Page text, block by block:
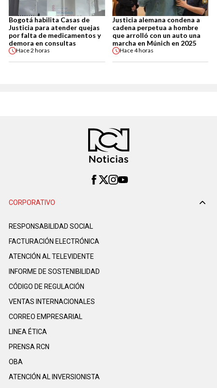
Bogotá habilita Casas de
Justicia para atender quejas
por falta de medicamentos y
demora en consultas
Hace2 horas
Justicia alemana condena a
cadena perpetua a hombre
que arrolló con un auto una
marcha en Múnich en 2025
Hace4 horas
CORPORATIVO
RESPONSABILIDAD SOCIAL
FACTURACIÓN ELECTRÓNICA
ATENCIÓN AL TELEVIDENTE
INFORME DE SOSTENIBILIDAD
CÓDIGO DE REGULACIÓN
VENTAS INTERNACIONALES
CORREO EMPRESARIAL
LINEA ÉTICA
PRENSA RCN
OBA
ATENCIÓN AL INVERSIONISTA